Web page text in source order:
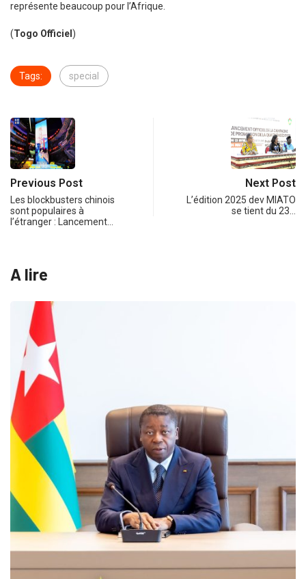
représente beaucoup pour l’Afrique.
(Togo Officiel )
Tags: special
Previous Post
Les blockbusters chinois
sont populaires à
l’étranger : Lancement…
Next Post
L’édition 2025 dev MIATO
se tient du 23…
A lire
MÉDIAS
Fin du programme